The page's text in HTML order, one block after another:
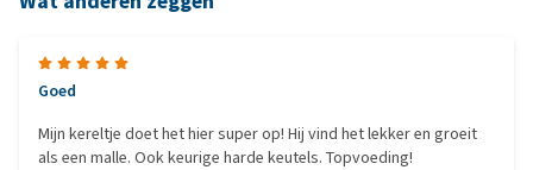
Goed
Mijn kereltje doet het hier super op! Hij vind het lekker en groeit
als een malle. Ook keurige harde keutels. Topvoeding!